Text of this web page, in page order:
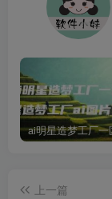
上一篇